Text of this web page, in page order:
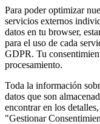
Para poder optimizar
servicios externos
datos en tu browser,
para el uso de cada
GDPR. Tu
procesamiento.
Toda la información
datos que son
encontrar en los
"Gestionar